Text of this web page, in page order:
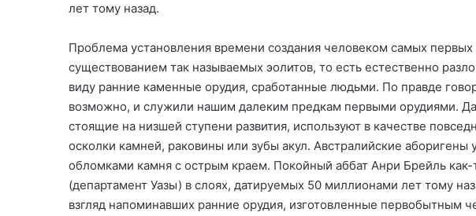
лет тому назад.
Проблема установления времени создания человеком самых
существованием так называемых эолитов, то есть естественно
виду ранние каменные орудия, сработанные людьми. По правде
возможно, и служили нашим далеким предкам первыми орудиями.
стоящие на низшей ступени развития, используют в качестве
осколки камней, раковины или зубы акул. Австралийские
обломками камня с острым краем. Покойный аббат Анри Брейль
(департамент Уазы) в слоях, датируемых 50 миллионами лет тому
взгляд напоминавших ранние орудия, изготовленные первобытным